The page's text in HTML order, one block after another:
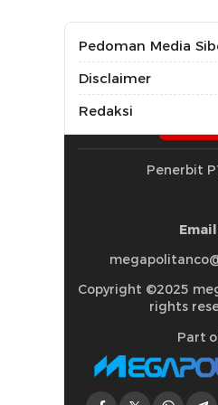
Pedoman Media
Disclaimer
Redaksi
Penerbit
Copyright ©2025
rights
Part